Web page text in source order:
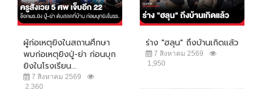
ผู้ก่อเหตุยิงในสถานศึกษา
พบก่อเหตุยิงปู่-ย่า ก่อนบุก
ยิงในโรงเรียน...
7 สิงหาคม 2569
2,360
ร่าง "ฮลุน" ถึงบ้านเกิดแล้ว
7 สิงหาคม 2569
1,950